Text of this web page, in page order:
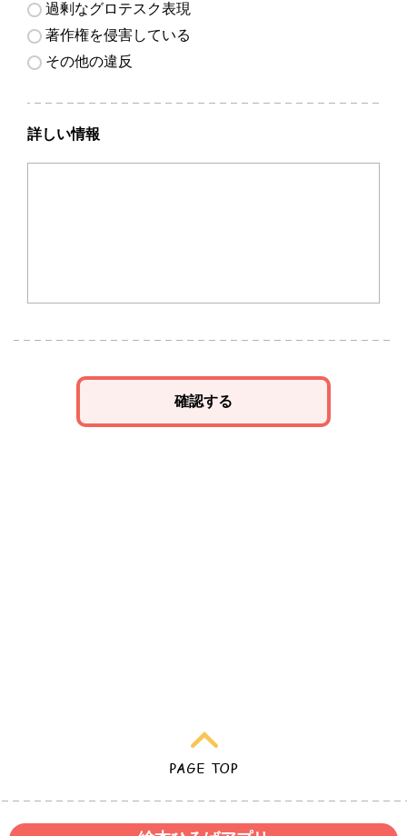
過剰なグロテスク表現
著作権を侵害している
その他の違反
詳しい情報
確認する